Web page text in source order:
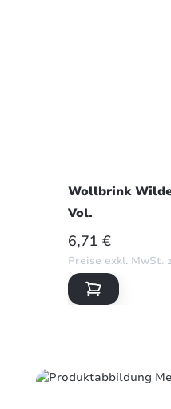
Wollbrink
Vol.
REGULÄRER
6,71 €
Preise exkl. MwSt.